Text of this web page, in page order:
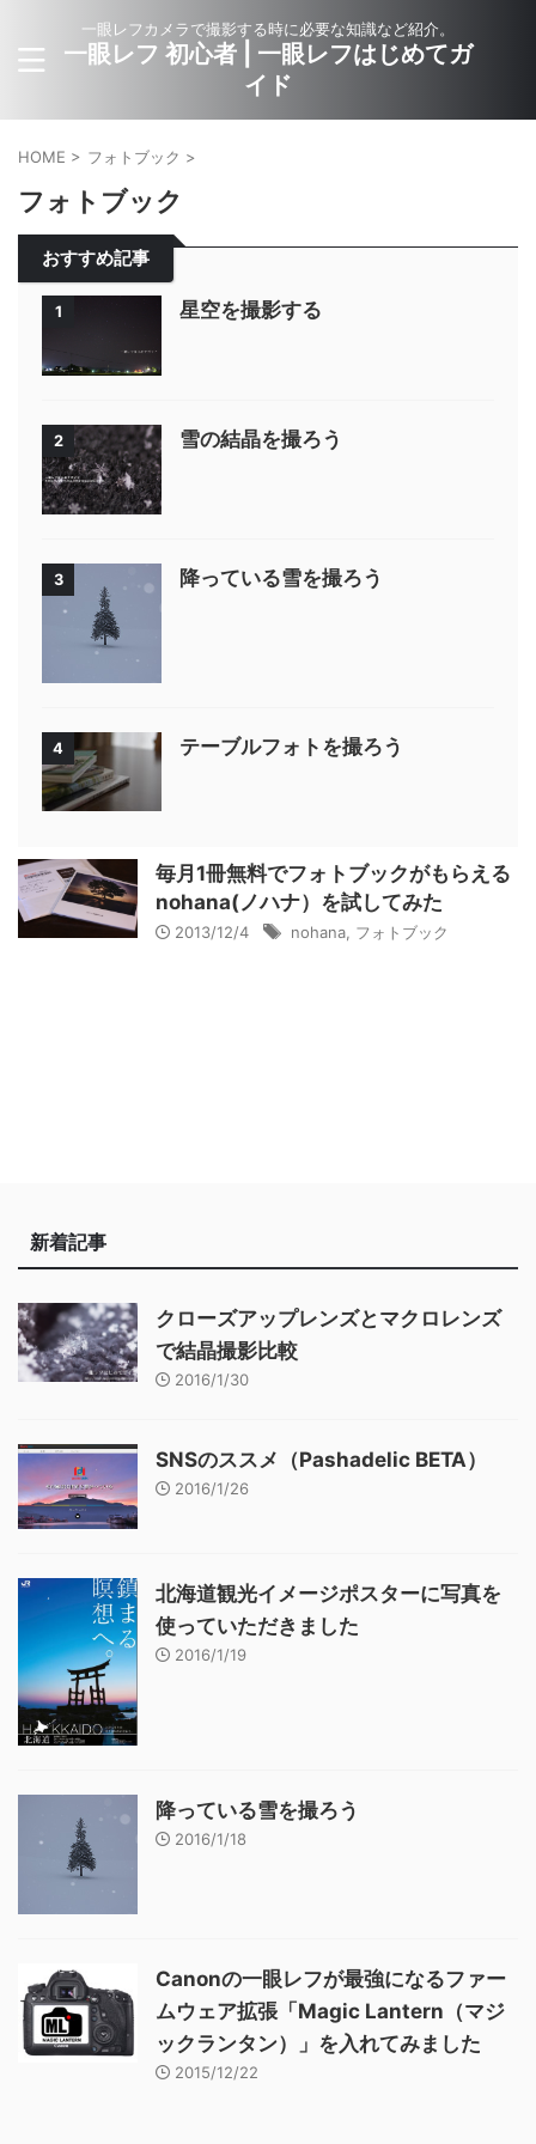
一眼レフカメラで撮影する時に必要な知識など紹介。
一眼レフ 初心者 | 一眼レフはじめてガ
イド
HOME > フォトブック >
フォトブック
おすすめ記事
1 星空を撮影する
2 雪の結晶を撮ろう
3 降っている雪を撮ろう
4 テーブルフォトを撮ろう
毎月1冊無料でフォトブックがもらえる
nohana(ノハナ）を試してみた
2013/12/4 nohana フォトブック
新着記事
クローズアップレンズとマクロレンズ
で結晶撮影比較
2016/1/30
SNSのススメ（Pashadelic BETA）
2016/1/26
北海道観光イメージポスターに写真を
使っていただきました
2016/1/19
降っている雪を撮ろう
2016/1/18
Canonの一眼レフが最強になるファー
ムウェア拡張「Magic Lantern（マジ
ックランタン）」を入れてみました
2015/12/22